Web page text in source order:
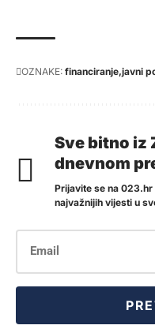
OZNAKE: financiranje javni
Sve bitno iz
dnevnom
Prijavite se na
najvažnijih vijesti u